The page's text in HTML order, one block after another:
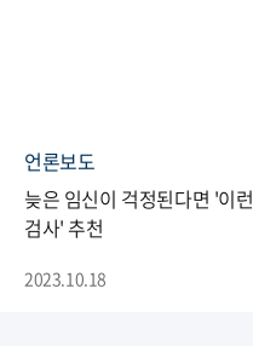
언론보도
늦은 임신이 걱정된다면 '이런
검사' 추천
2023.10.18